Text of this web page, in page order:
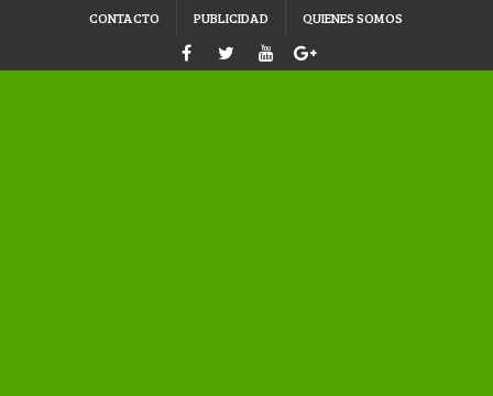
CONTACTO PUBLICIDAD QUIENES SOMOS